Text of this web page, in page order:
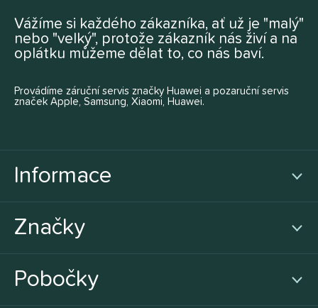
Vážíme si každého zákazníka, ať už je "malý"
nebo "velký", protože zákazník nás živí a na
oplátku můžeme dělat to, co nás baví.
Provádíme záruční servis značky Huawei a pozaruční servis
značek Apple, Samsung, Xiaomi, Huawei.
Informace
Značky
Pobočky